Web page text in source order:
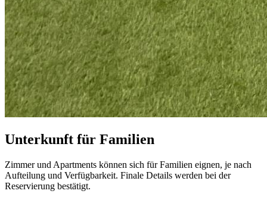
Unterkunft für Familien
Zimmer und Apartments können sich für Familien eignen, je nach
Aufteilung und Verfügbarkeit. Finale Details werden bei der
Reservierung bestätigt.